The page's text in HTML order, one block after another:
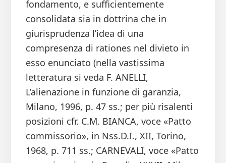
fondamento, e sufficientemente
consolidata sia in dottrina che in
giurisprudenza l’idea di una
compresenza di rationes nel divieto in
esso enunciato (nella vastissima
letteratura si veda F. ANELLI,
L’alienazione in funzione di garanzia,
Milano, 1996, p. 47 ss.; per più risalenti
posizioni cfr. C.M. BIANCA, voce «Patto
commissorio», in Nss.D.I., XII, Torino,
1968, p. 711 ss.; CARNEVALI, voce «Patto